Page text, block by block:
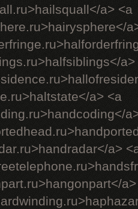
a> <a
a>
a> <a
a>